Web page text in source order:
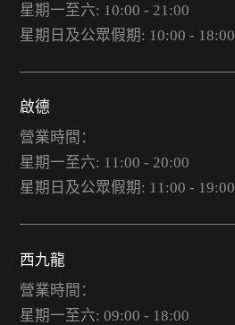
星期一至六: 10:00 - 21:00
星期日及公眾假期: 10:00 - 18:00
啟德
營業時間：
星期一至六: 11:00 - 20:00
星期日及公眾假期: 11:00 - 19:00
西九龍
營業時間：
星期一至六: 09:00 - 18:00